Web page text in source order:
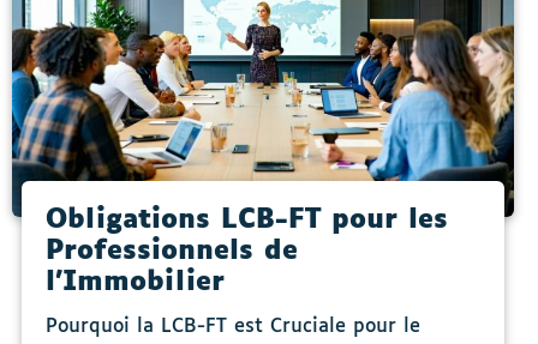
Obligations LCB-FT pour les
Professionnels de
l’Immobilier
Pourquoi la LCB-FT est Cruciale pour le